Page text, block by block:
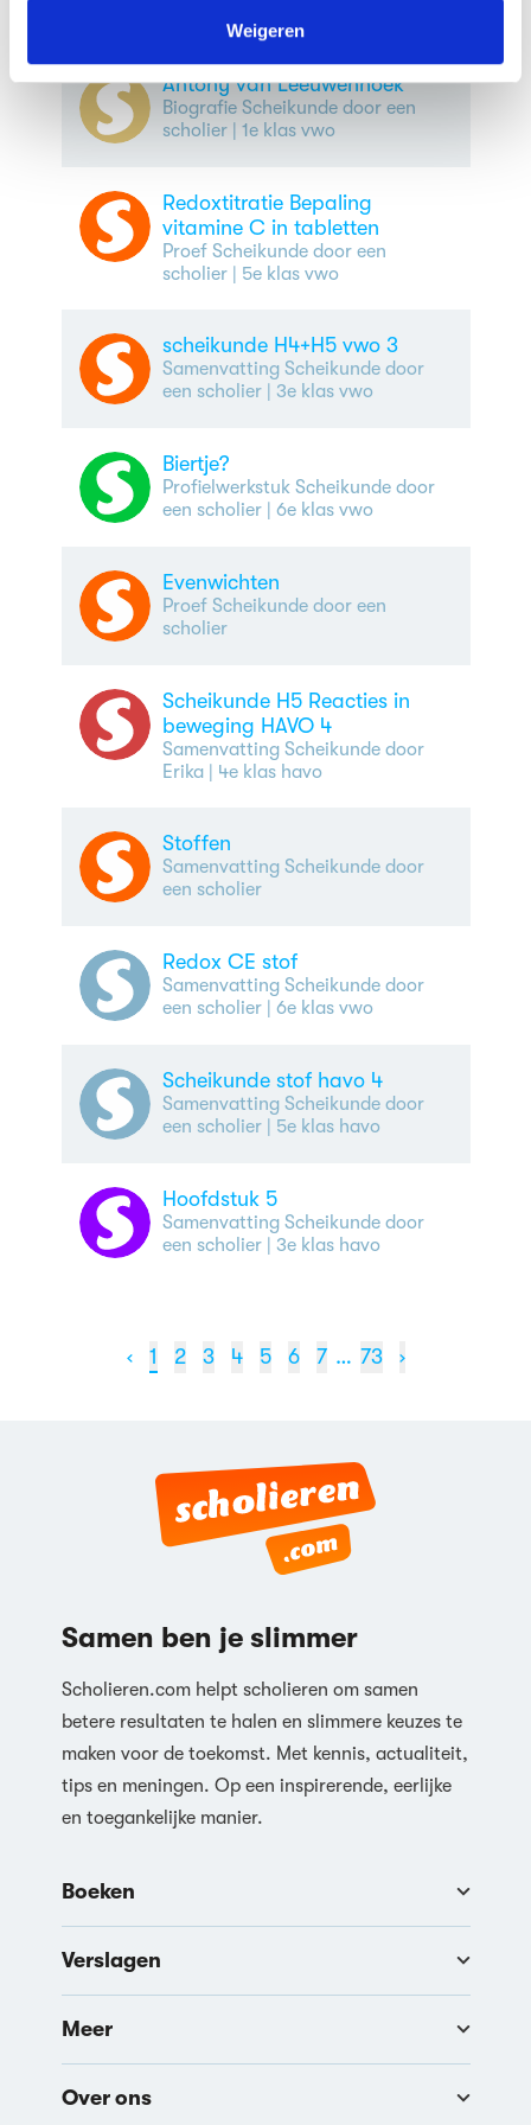
kunnen ontvangen en verwerken.
Weigeren
Antony van Leeuwenhoek
Biografie Scheikunde door een
scholier| 1e klas vwo
Redoxtitratie Bepaling
vitamine C in tabletten
Proef Scheikunde door een
scholier| 5e klas vwo
scheikunde H4+H5 vwo 3
Samenvatting Scheikunde door
een scholier| 3e klas vwo
Biertje?
Profielwerkstuk Scheikunde door
een scholier| 6e klas vwo
Evenwichten
Proef Scheikunde door een
scholier
Scheikunde H5 Reacties in
beweging HAVO 4
Samenvatting Scheikunde door
Erika| 4e klas havo
Stoffen
Samenvatting Scheikunde door
een scholier
Redox CE stof
Samenvatting Scheikunde door
een scholier| 6e klas vwo
Scheikunde stof havo 4
Samenvatting Scheikunde door
een scholier| 5e klas havo
Hoofdstuk 5
Samenvatting Scheikunde door
een scholier| 3e klas havo
‹ 1 2 3 4 5 6 7 … 73 ›
Samen ben je slimmer
Scholieren.com helpt scholieren om samen
betere resultaten te halen en slimmere keuzes te
maken voor de toekomst. Met kennis, actualiteit,
tips en meningen. Op een inspirerende, eerlijke
en toegankelijke manier.
Boeken
Verslagen
Meer
Over ons